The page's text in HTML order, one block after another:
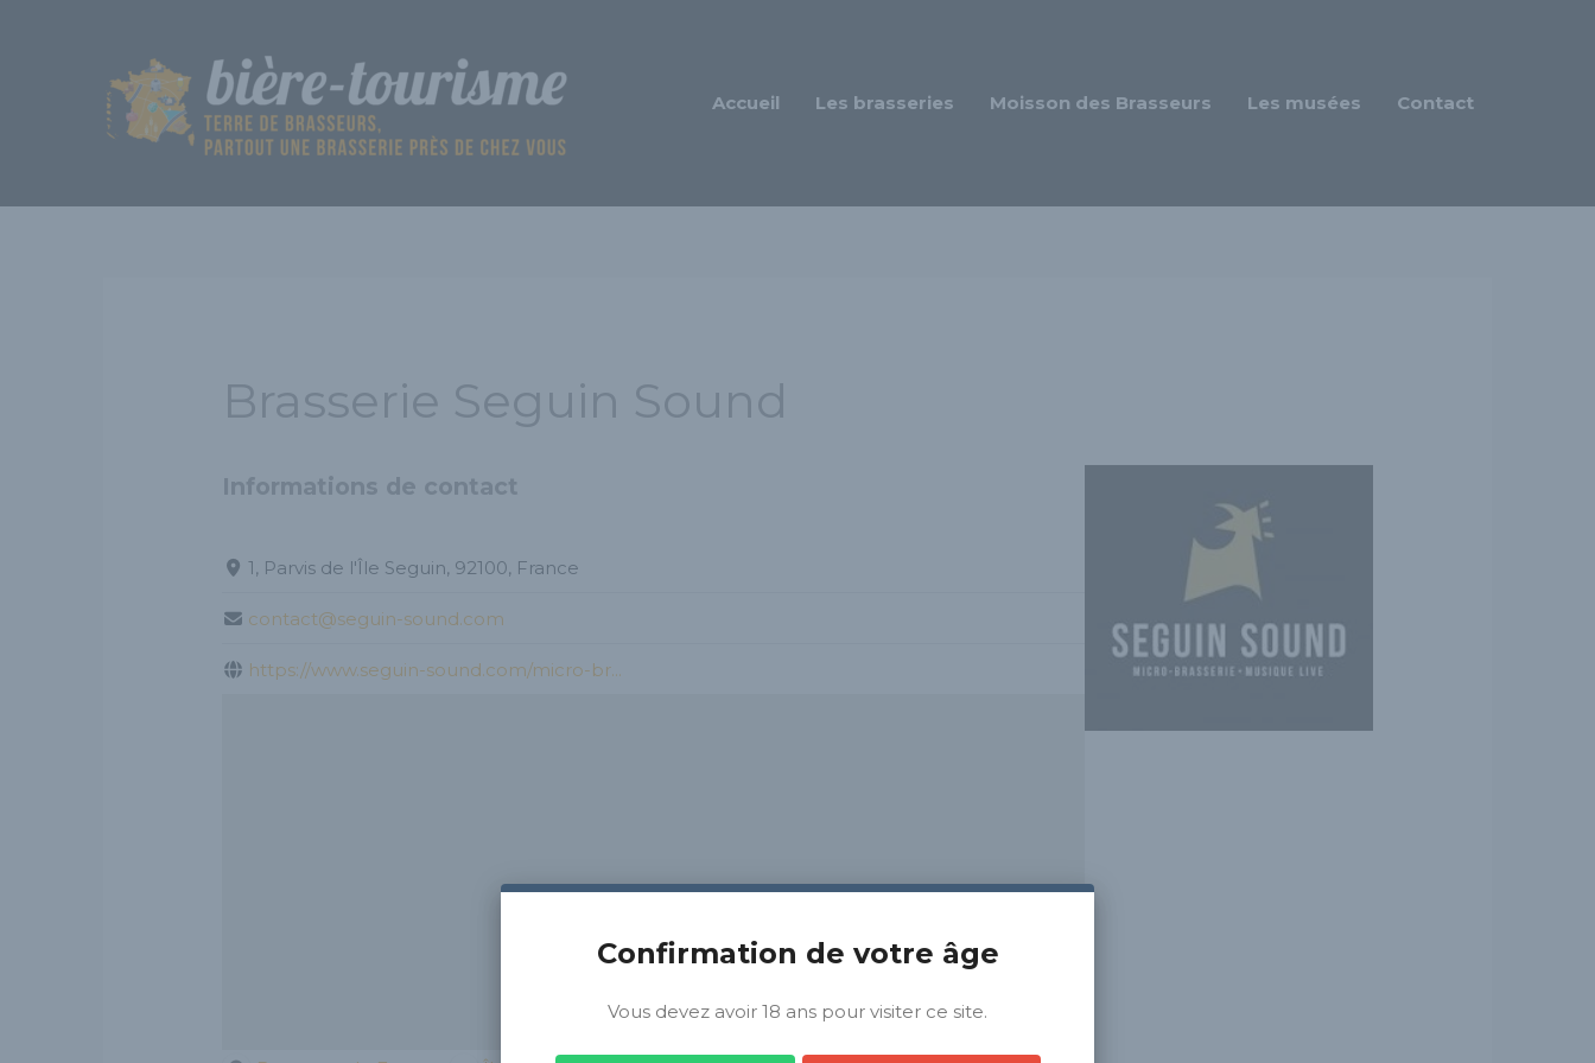
Accueil
Les brasseries Moisson des Brasseurs Les musées Contact
Brasserie Seguin Sound
Informations de contact
1, Parvis de l'Île Seguin, 92100, France
contact@seguin-sound.com
https://www.seguin-sound.com/micro-br...
Confirmation de votre âge
Vous devez avoir 18 ans pour visiter ce site.